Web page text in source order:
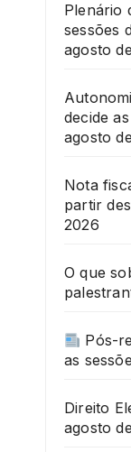
Plenário
sessões
agosto
decide
agosto
Nota
partir
2026
O que
Pós-
as
Direito
agosto